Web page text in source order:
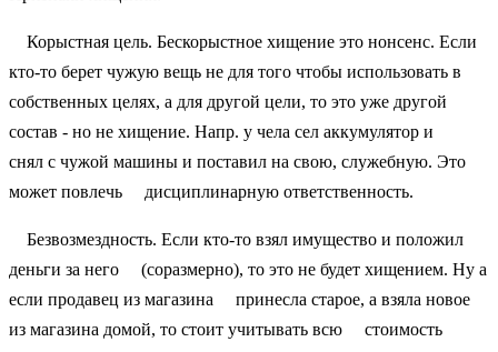
Корыстная цель. Бескорыстное хищение это нонсенс. Если
кто-то берет чужую вещь не для того чтобы использовать в
собственных целях, а для другой цели, то это уже другой
состав - но не хищение. Напр. у чела сел аккумулятор и
снял с чужой машины и поставил на свою, служебную. Это
может повлечь дисциплинарную ответственность.
Безвозмездность. Если кто-то взял имущество и положил
деньги за него (соразмерно), то это не будет хищением. Ну а
если продавец из магазина принесла старое, а взяла новое
из магазина домой, то стоит учитывать всю стоимость